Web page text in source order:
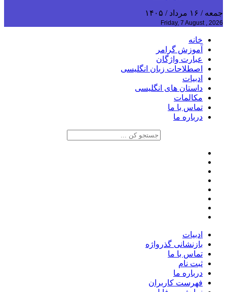
جمعه / ۱۶ مرداد / ۱۴۰۵
Friday, 7 August , 2026
خانه
آموزش گرامر
عبارت واژگان
اصطلاحات زبان انگلیسی
ادبیات
داستان های انگلیسی
مکالمات
تماس با ما
درباره ما
ادبیات
بازنشانی گذرواژه
تماس با ما
ثبت نام
درباره ما
فهرست کاربران